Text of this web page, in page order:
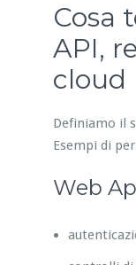
Cosa
API,
cloud
Definiamo il
Esempi di
Web